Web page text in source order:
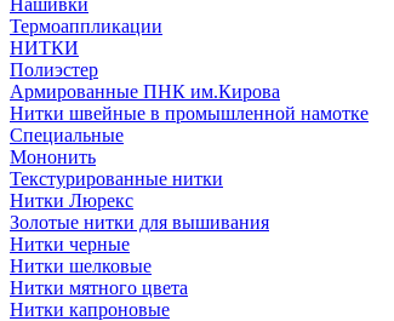
Нашивки
Термоаппликации
НИТКИ
Полиэстер
Армированные ПНК им.Кирова
Нитки швейные в промышленной намотке
Специальные
Мононить
Текстурированные нитки
Нитки Люрекс
Золотые нитки для вышивания
Нитки черные
Нитки шелковые
Нитки мятного цвета
Нитки капроновые